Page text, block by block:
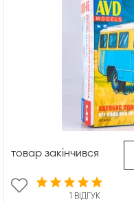
1 ВІДГУК
товар закінчився